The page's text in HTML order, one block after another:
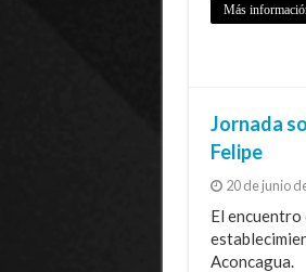
Más
Jornada
Felipe
20 de junio
El
Aconcagua.